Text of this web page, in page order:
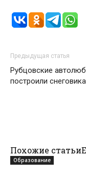
Предыдущая статья
Рубцовские
построили снеговика
Похожие статьи
Образование